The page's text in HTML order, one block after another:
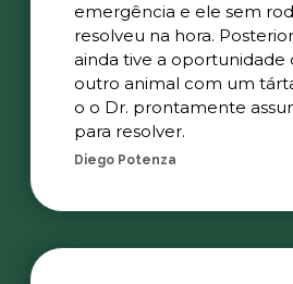
emergência e ele sem
resolveu na hora.
ainda tive a oportunidade
outro animal com um
o o Dr. prontamente
para resolver.
Diego Potenza